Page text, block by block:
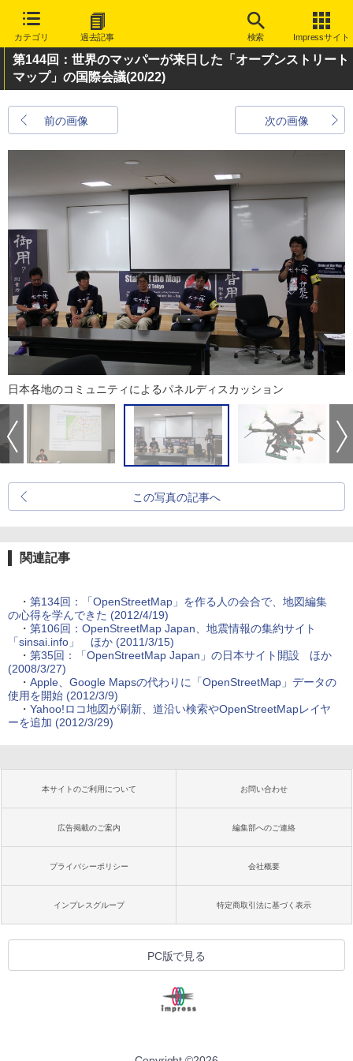
カテゴリ 過去記事 検索 Impressサイト
第144回：世界のマッパーが来日した「オープンストリート
マップ」の国際会議(20/22)
前の画像 次の画像
日本各地のコミュニティによるパネルディスカッション
この写真の記事へ
関連記事
・ 第134回：「OpenStreetMap」を作る人の会合で、地図編集
の心得を学んできた (2012/4/19)
・ 第106回：OpenStreetMap Japan、地震情報の集約サイト
「sinsai.info」 ほか (2011/3/15)
・ 第35回：「OpenStreetMap Japan」の日本サイト開設 ほか
(2008/3/27)
・ Apple、Google Mapsの代わりに「OpenStreetMap」データの
使用を開始 (2012/3/9)
・ Yahoo!ロコ地図が刷新、道沿い検索やOpenStreetMapレイヤ
ーを追加 (2012/3/29)
本サイトのご利用について お問い合わせ
広告掲載のご案内 編集部へのご連絡
プライバシーポリシー 会社概要
インプレスグループ 特定商取引法に基づく表示
PC版で見る